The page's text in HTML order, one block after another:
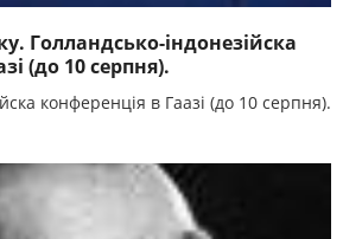
Голландсько-індонезійска
(до 10 серпня).
конференція в Гаазі (до 10 серпня).